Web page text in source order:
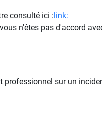
consulté ici :link:
n'êtes pas d'accord
sur un